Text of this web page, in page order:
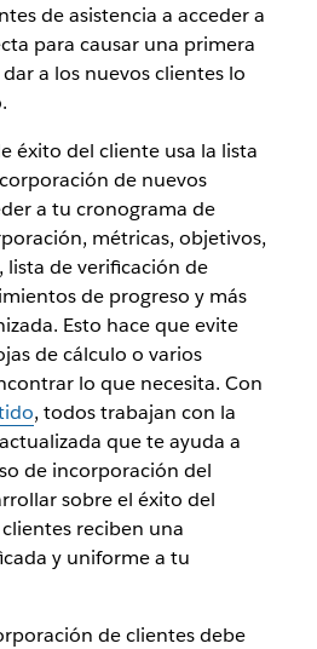
de asistencia a acceder a
para causar una primera
a los nuevos clientes lo
éxito del cliente usa la lista
de nuevos
a tu cronograma de
métricas, objetivos,
lista de verificación de
de progreso y más
Esto hace que evite
de cálculo o varios
lo que necesita. Con
, todos trabajan con la
que te ayuda a
de incorporación del
sobre el éxito del
reciben una
y uniforme a tu
de clientes debe